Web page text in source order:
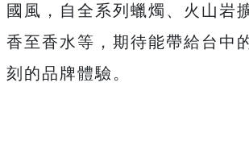
國風，自全系列蠟燭、火山岩
香至香水等，期待能帶給台中
刻的品牌體驗。